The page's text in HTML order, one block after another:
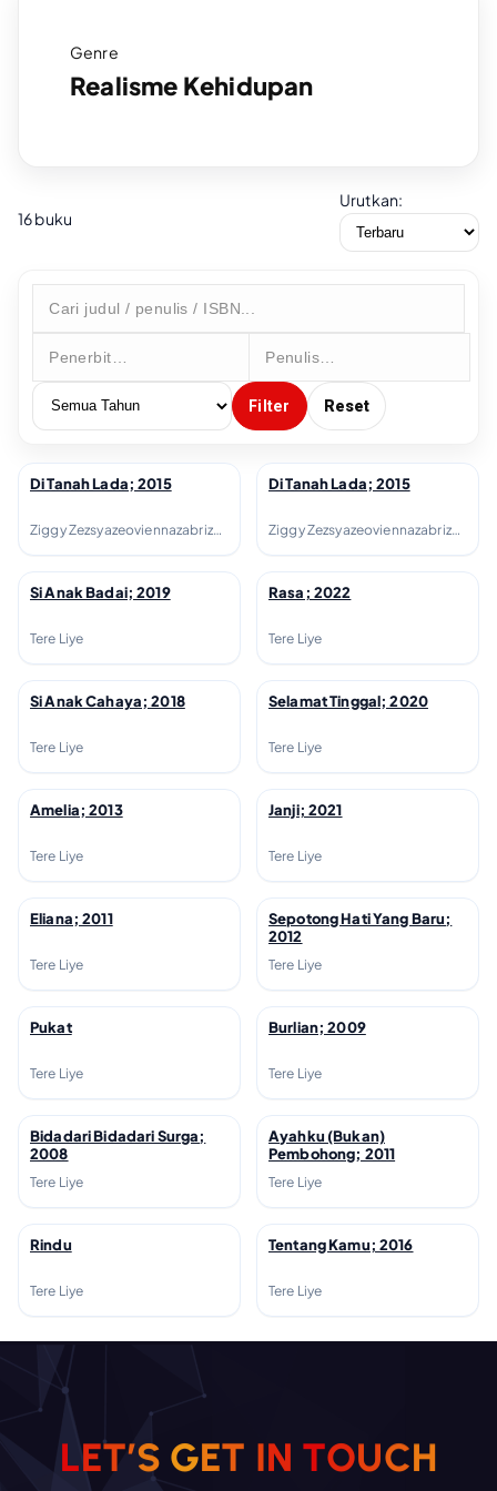
Genre
Realisme Kehidupan
16 buku
Urutkan:
Filter Reset
Di Tanah Lada; 2015
Ziggy Zezsyazeoviennazabrizkie
Di Tanah Lada; 2015
Ziggy Zezsyazeoviennazabrizkie
Si Anak Badai; 2019
Tere Liye
Rasa; 2022
Tere Liye
Si Anak Cahaya; 2018
Tere Liye
Selamat Tinggal; 2020
Tere Liye
Amelia; 2013
Tere Liye
Janji; 2021
Tere Liye
Eliana; 2011
Tere Liye
↗
Sepotong Hati Yang Baru;
2012
Tere Liye
Pukat
Tere Liye
Burlian; 2009
Tere Liye
↗
Bidadari Bidadari Surga;
2008
Tere Liye
Ayahku (Bukan)
Pembohong; 2011
Tere Liye
Rindu
Tere Liye
Tentang Kamu; 2016
Tere Liye
LET’S GET IN TOUCH